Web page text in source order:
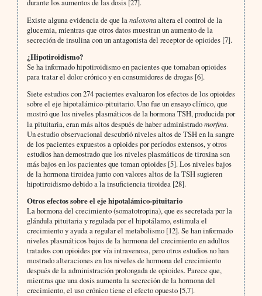
durante los aumentos de las dosis [27].
Existe alguna evidencia de que lanaloxonaaltera el control de la
glucemia, mientras que otros datos muestran un aumento de la
secreción de insulina con un antagonista del receptor de opioides [7].
¿Hipotiroidismo?
Se ha informado hipotiroidismo en pacientes que tomaban opioides
para tratar el dolor crónico y en consumidores de drogas [6].
Siete estudios con 274 pacientes evaluaron los efectos de los opioides
sobre el eje hipotalámico-pituitario. Uno fue un ensayo clínico, que
mostró que los niveles plasmáticos de la hormona TSH, producida por
la pituitaria, eran más altos después de haber administradomorfina.
Un estudio observacional descubrió niveles altos de TSH en la sangre
de los pacientes expuestos a opioides por períodos extensos, y otros
estudios han demostrado que los niveles plasmáticos de tiroxina son
más bajos en los pacientes que toman opioides [5]. Los niveles bajos
de la hormona tiroidea junto con valores altos de la TSH sugieren
hipotiroidismo debido a la insuficiencia tiroidea [28].
Otros efectos sobre el eje hipotalámico-pituitario
La hormona del crecimiento (somatotropina), que es secretada por la
glándula pituitaria y regulada por el hipotálamo, estimula el
crecimiento y ayuda a regular el metabolismo [12]. Se han informado
niveles plasmáticos bajos de la hormona del crecimiento en adultos
tratados con opioides por vía intravenosa, pero otros estudios no han
mostrado alteraciones en los niveles de hormona del crecimiento
después de la administración prolongada de opioides. Parece que,
mientras que una dosis aumenta la secreción de la hormona del
crecimiento, el uso crónico tiene el efecto opuesto [5,7].